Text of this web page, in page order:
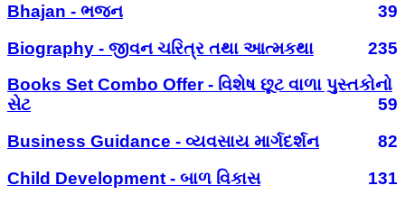
Bhajan - ભજન
39
Biography - જીવન ચરિત્ર તથા આત્મકથા
235
Books Set Combo Offer - વિશેષ છૂટ વાળા પુસ્તકોનો
સેટ
59
Business Guidance - વ્યવસાય માર્ગદર્શન
82
Child Development - બાળ વિકાસ
131